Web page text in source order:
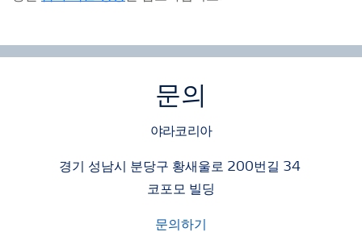
문의
야라코리아
경기 성남시 분당구 황새울로 200번길 34
코포모 빌딩
문의하기